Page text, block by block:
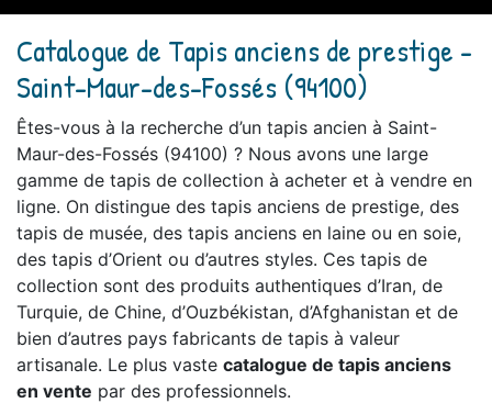
Catalogue de Tapis anciens de prestige -
Saint-Maur-des-Fossés (94100)
Êtes-vous à la recherche d’un tapis ancien à Saint-
Maur-des-Fossés (94100) ? Nous avons une large
gamme de tapis de collection à acheter et à vendre en
ligne. On distingue des tapis anciens de prestige, des
tapis de musée, des tapis anciens en laine ou en soie,
des tapis d’Orient ou d’autres styles. Ces tapis de
collection sont des produits authentiques d’Iran, de
Turquie, de Chine, d’Ouzbékistan, d’Afghanistan et de
bien d’autres pays fabricants de tapis à valeur
artisanale. Le plus vaste catalogue de tapis anciens
en vente par des professionnels.